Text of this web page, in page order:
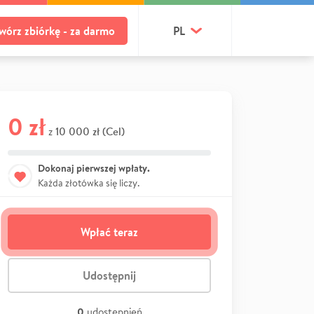
zbiórkę - za darmo PL
0 zł z 10 000 zł (Cel)
Dokonaj pierwszej wpłaty.
Każda złotówka się liczy.
Wpłać teraz
Udostępnij